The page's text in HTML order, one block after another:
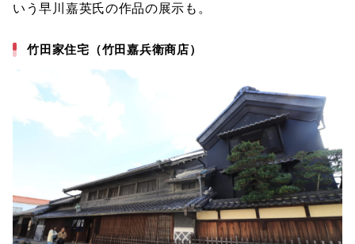
いう早川嘉英氏の作品の展示も。
竹田家住宅（竹田嘉兵衛商店）